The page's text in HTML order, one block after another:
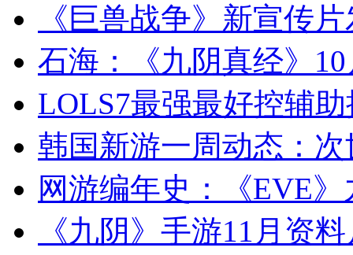
《巨兽战争》新宣传
石海：《九阴真经》
LOLS7最强最好控辅
韩国新游一周动态：
网游编年史：《EVE
《九阴》手游11月资